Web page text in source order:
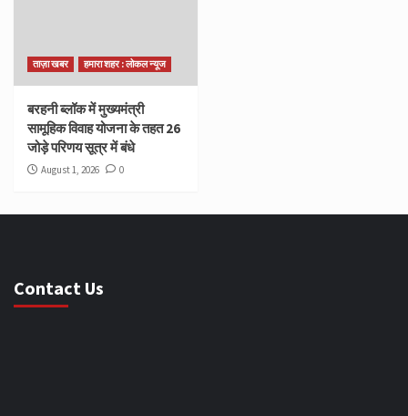
ताज़ा खबर हमारा शहर : लोकल न्यूज
बरहनी ब्लॉक में मुख्यमंत्री
सामूहिक विवाह योजना के तहत 26
जोड़े परिणय सूत्र में बंधे
August 1, 2026 0
Contact Us